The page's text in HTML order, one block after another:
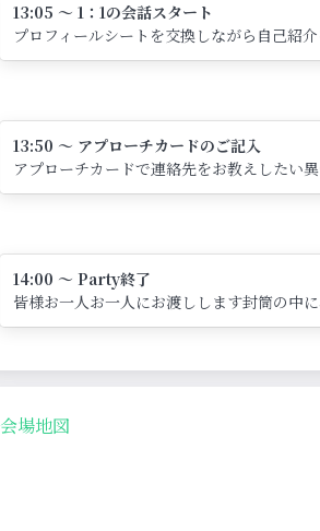
13:05 ～ 1：1の会話スタート
プロフィールシートを交換しながら自己紹
13:50 ～ アプローチカードのご記入
アプローチカードで連絡先をお教えしたい
14:00 ～ Party終了
皆様お一人お一人にお渡しします封筒の中
会場地図